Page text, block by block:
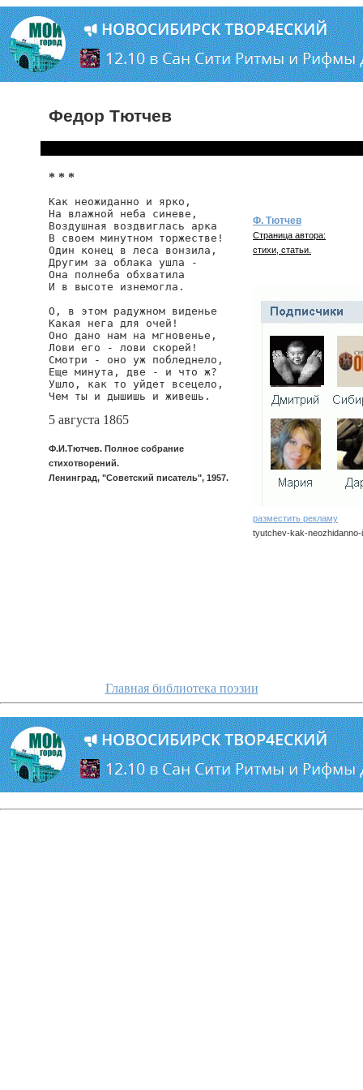
Федор Тютчев
* * *
Как неожиданно и ярко,
На влажной неба синеве,
Воздушная воздвиглась арка
В своем минутном торжестве!
Один конец в леса вонзила,
Другим за облака ушла -
Она полнеба обхватила
И в высоте изнемогла.
О, в этом радужном виденье
Какая нега для очей!
Оно дано нам на мгновенье,
Лови его - лови скорей!
Смотри - оно уж побледнело,
Еще минута, две - и что ж?
Ушло, как то уйдет всецело,
Чем ты и дышишь и живешь.
5 августа 1865
Ф.И.Тютчев. Полное собрание
стихотворений.
Ленинград, "Советский писатель", 1957.
Ф. Тютчев
Страница автора:
стихи, статьи.
разместить рекламу
tyutchev-kak-neozhidanno-
Главная библиотека поэзии